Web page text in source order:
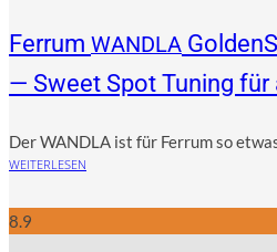
Ferrum WANDLA
— Sweet Spot Tuning für
Der WANDLA ist für Fer­rum so
WEITERLESEN
8.9